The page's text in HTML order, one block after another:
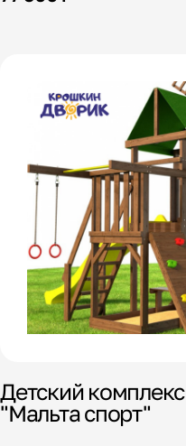
Детский комплекс
"Мальта спорт"